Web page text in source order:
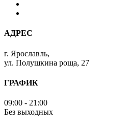
АДРЕС
г. Ярославль,
ул. Полушкина роща, 27
ГРАФИК
09:00 - 21:00
Без выходных